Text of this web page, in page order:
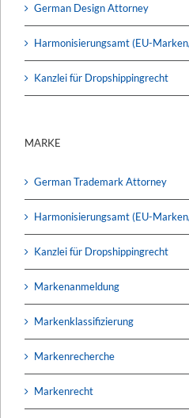
German Design Attorney
Harmonisierungsamt (EU-
Kanzlei für Dropshippingrecht
MARKE
German Trademark Attorney
Harmonisierungsamt (EU-
Kanzlei für Dropshippingrecht
Markenanmeldung
Markenklassifizierung
Markenrecherche
Markenrecht